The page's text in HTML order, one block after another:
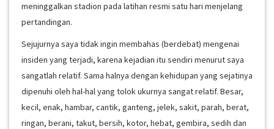
meninggalkan stadion pada latihan resmi satu hari menjelang
pertandingan.
Sejujurnya saya tidak ingin membahas (berdebat) mengenai
insiden yang terjadi, karena kejadian itu sendiri menurut saya
sangatlah relatif. Sama halnya dengan kehidupan yang sejatinya
dipenuhi oleh hal-hal yang tolok ukurnya sangat relatif. Besar,
kecil, enak, hambar, cantik, ganteng, jelek, sakit, parah, berat,
ringan, berani, takut, bersih, kotor, hebat, gembira, sedih dan